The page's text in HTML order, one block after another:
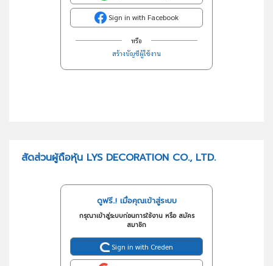
Sign in with Facebook
หรือ
สร้างบัญชีผู้ใช้งาน
สัดส่วนผู้ถือหุ้น LYS DECORATION CO., LTD.
ดูฟรี..! เมื่อคุณเข้าสู่ระบบ
กรุณาเข้าสู่ระบบก่อนการใช้งาน หรือ สมัคร
สมาชิก
Sign in with Creden